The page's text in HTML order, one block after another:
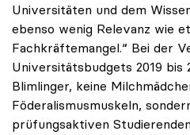
Universitäten und dem
ebenso wenig Relevanz wie
Fachkräftemangel.“ Bei der
Universitätsbudgets 2019 bis
Blimlinger, keine
Föderalismusmuskeln,
prüfungsaktiven